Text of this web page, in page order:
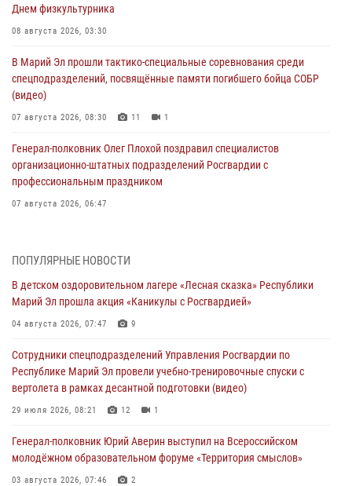
Днем физкультурника
08 августа 2026, 03:30
В Марий Эл прошли тактико-специальные соревнования среди
спецподразделений, посвящённые памяти погибшего бойца СОБР
(видео)
07 августа 2026, 08:30 11 1
Генерал-полковник Олег Плохой поздравил специалистов
организационно-штатных подразделений Росгвардии с
профессиональным праздником
07 августа 2026, 06:47
Всероссийском семинаре в Нижнем Новгороде (видео)
07 августа 2026, 06:25 8 1
Команда «Росгвардия» принимает участие в военно-спортивном
07 августа 2026, 05:43 10
Представитель вневедомственной охраны Управления Росгвардии
по Республике Марий Эл принял участие в учебно-методическом
06 августа 2026, 09:37 10
В Марий Эл сотрудники ЛРР Росгвардии за прошедший месяц
ПОПУЛЯРНЫЕ НОВОСТИ
В детском оздоровительном лагере «Лесная сказка» Республики
Марий Эл прошла акция «Каникулы с Росгвардией»
04 августа 2026, 07:47 9
Сотрудники спецподразделений Управления Росгвардии по
Республике Марий Эл провели учебно-тренировочные спуски с
вертолета в рамках десантной подготовки (видео)
29 июля 2026, 08:21 12 1
Генерал-полковник Юрий Аверин выступил на Всероссийском
молодёжном образовательном форуме «Территория смыслов»
03 августа 2026, 07:46 2